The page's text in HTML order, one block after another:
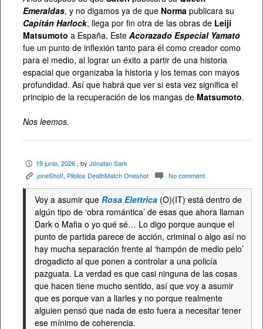
Emeraldas, y no digamos ya de que Norma publicara su
Capitán Harlock, llega por fin otra de las obras de Leiji
Matsumoto a España. Este Acorazado Especial Yamato
fue un punto de inflexión tanto para él como creador como
para el medio, al lograr un éxito a partir de una historia
espacial que organizaba la historia y los temas con mayos
profundidad. Así que habrá que ver si esta vez significa el
principio de la recuperación de los mangas de Matsumoto.
Nos leemos.
P 19 junio, 2026 , by Jónatan Sark
K ¡oneShot!, Pilotos DeathMatch Oneshot c No comment
Voy a asumir que Rosa Elettrica (O)(IT) está dentro de
algún tipo de ‘obra romántica’ de esas que ahora llaman
Dark o Mafia o yo qué sé… Lo digo porque aunque el
punto de partida parece de acción, criminal o algo así no
hay mucha separación frente al ‘hampón de medio pelo’
drogadicto al que ponen a controlar a una policía
pazguata. La verdad es que casi ninguna de las cosas
que hacen tiene mucho sentido, así que voy a asumir
que es porque van a liarles y no porque realmente
alguien pensó que nada de esto fuera a necesitar tener
ese mínimo de coherencia.